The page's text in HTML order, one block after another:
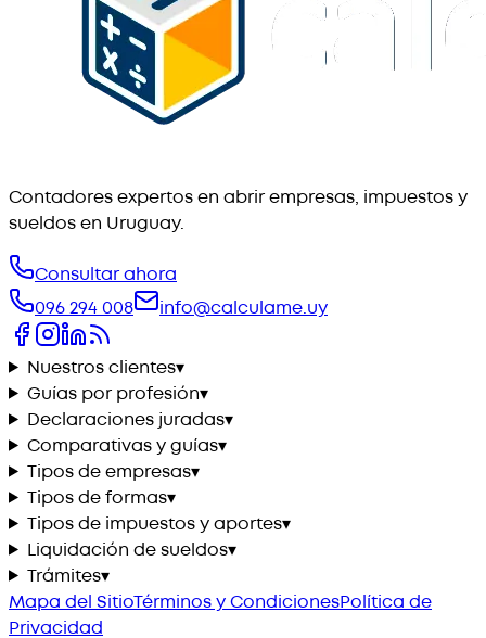
Contadores expertos en abrir empresas, impuestos y
sueldos en Uruguay.
Consultar ahora
096 294 008
info@calculame.uy
Nuestros clientes▾
Guías por profesión▾
Declaraciones juradas▾
Comparativas y guías▾
Tipos de empresas▾
Tipos de formas▾
Tipos de impuestos y aportes▾
Liquidación de sueldos▾
Trámites▾
Mapa del SitioTérminos y CondicionesPolítica de
Privacidad